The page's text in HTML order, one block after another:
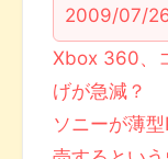
2009/07/
Xbox 360、
げが急減？
ソニーが薄